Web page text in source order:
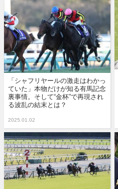
「シャフリヤールの激走はわかっ
ていた」本物だけが知る有馬記念
裏事情。そして“金杯”で再現され
る波乱の結末とは？
2025.01.02